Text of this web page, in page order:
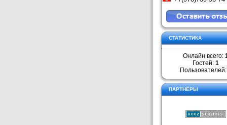
СТАТИСТИКА
Онлайн всего:
Гостей: 1
Пользователей:
ПАРТНЁРЫ